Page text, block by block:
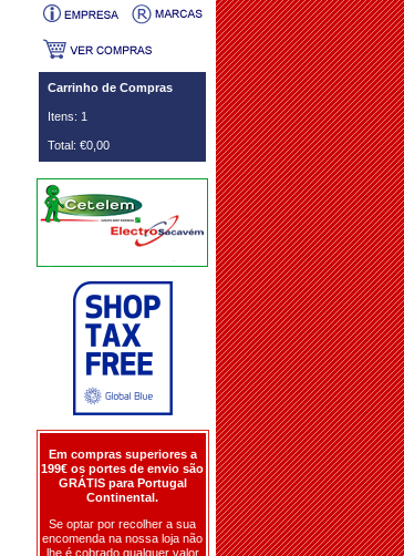
Carrinho de Compras
Itens: 1
Total: €0,00
Em compras superiores a
199€ os portes de envio são
GRÁTIS para Portugal
Continental.
Se optar por recolher a sua
encomenda na nossa loja não
lhe é cobrado qualquer valor